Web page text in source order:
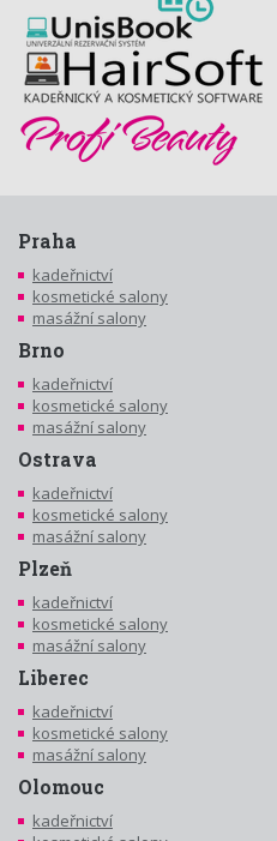
Praha
kadeřnictví
kosmetické salony
masážní salony
Brno
kadeřnictví
kosmetické salony
masážní salony
Ostrava
kadeřnictví
kosmetické salony
masážní salony
Plzeň
kadeřnictví
kosmetické salony
masážní salony
Liberec
kadeřnictví
kosmetické salony
masážní salony
Olomouc
kadeřnictví